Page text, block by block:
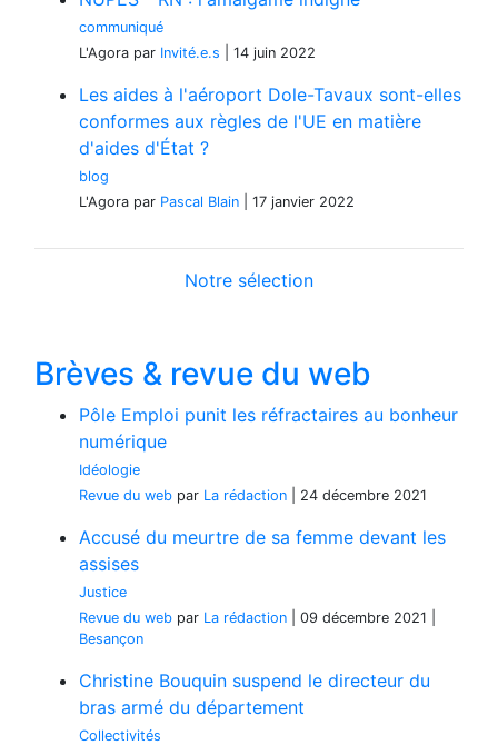
communiqué
L'Agora par Invité.e.s 14 juin 2022
Les aides à l'aéroport Dole-Tavaux sont-elles
conformes aux règles de l'UE en matière
d'aides d'État ?
blog
L'Agora par Pascal Blain 17 janvier 2022
Notre sélection
Brèves & revue du web
Pôle Emploi punit les réfractaires au bonheur
numérique
Idéologie
Revue du web par La rédaction 24 décembre 2021
Accusé du meurtre de sa femme devant les
assises
Justice
Revue du web par La rédaction 09 décembre 2021
Besançon
Christine Bouquin suspend le directeur du
bras armé du département
Collectivités